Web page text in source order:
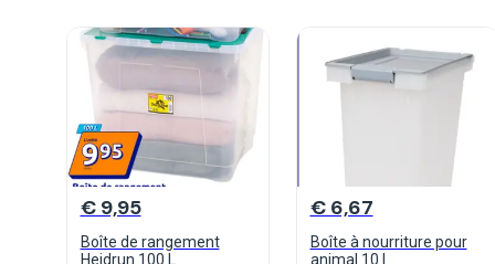
€ 9,95
Boîte de rangement
Heidrun 100 L
€ 6,67
Boîte à nourriture pour
animal 10 l